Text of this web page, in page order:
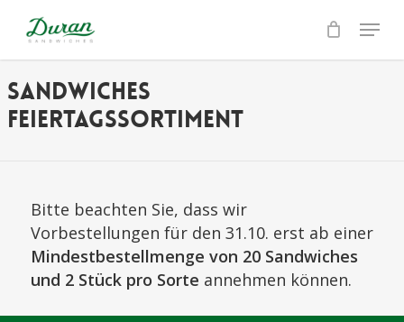
main
content
Menu
Sandwiches
Feiertagssortiment
Bitte beachten Sie, dass wir
Vorbestellungen für den 31.10. erst ab einer
Mindestbestellmenge von 20 Sandwiches
und 2 Stück pro Sorte annehmen können.
Close